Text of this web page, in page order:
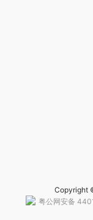
Copyright
粤公网安备